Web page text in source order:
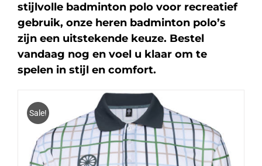
stijlvolle badminton polo voor recreatief
gebruik, onze heren badminton polo’s
zijn een uitstekende keuze. Bestel
vandaag nog en voel u klaar om te
spelen in stijl en comfort.
Sale!